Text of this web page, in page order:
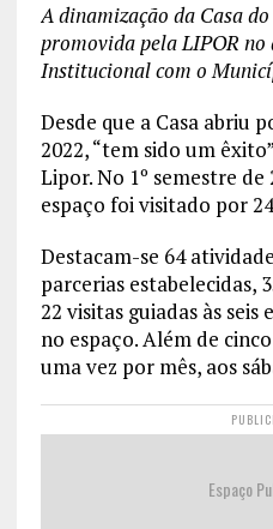
A dinamização da Casa
promovida pela LIPOR
Institucional com o
Desde que a Casa abriu
2022, “tem sido um
Lipor. No 1º semestre de
espaço foi visitado por
Destacam-se 64
parcerias estabelecidas,
22 visitas guiadas às
no espaço. Além de
uma vez por mês, aos
Espaço